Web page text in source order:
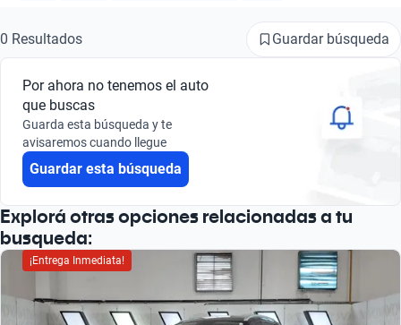
Buscá por año
Buscá por marca
Buscá por modelo
Buscá por versión
Buscá por año
0 Resultados Guardar búsqueda
Por ahora no tenemos el auto
que buscas
Guarda esta búsqueda y te
avisaremos cuando llegue
Guardar esta búsqueda
Explorá otras opciones relacionadas a tu
busqueda:
¡Entrega Inmediata!